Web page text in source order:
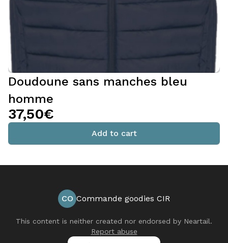
Doudoune sans manches bleu
homme
37,50€
Add to cart
CO Commande goodies CIR
This content is neither created nor endorsed by Neartail.
Report abuse